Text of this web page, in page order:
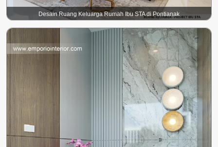
Desain Ruang Keluarga Rumah Ibu STA di Pontianak